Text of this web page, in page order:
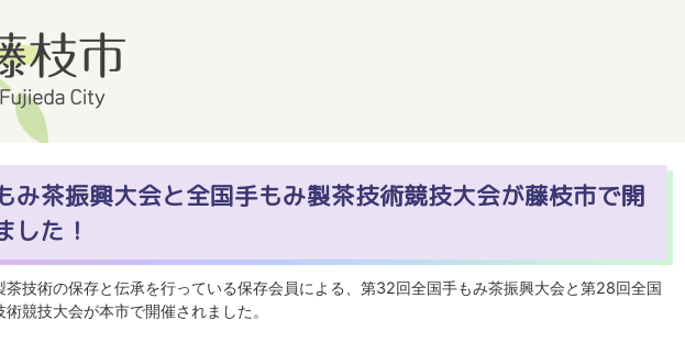
み茶振興大会と全国手もみ製茶技術競技大会が藤枝市で開
した！
茶技術の保存と伝承を行っている保存会員による、第32回全国手もみ茶振興大会と第28回全国
競技大会が本市で開催されました。